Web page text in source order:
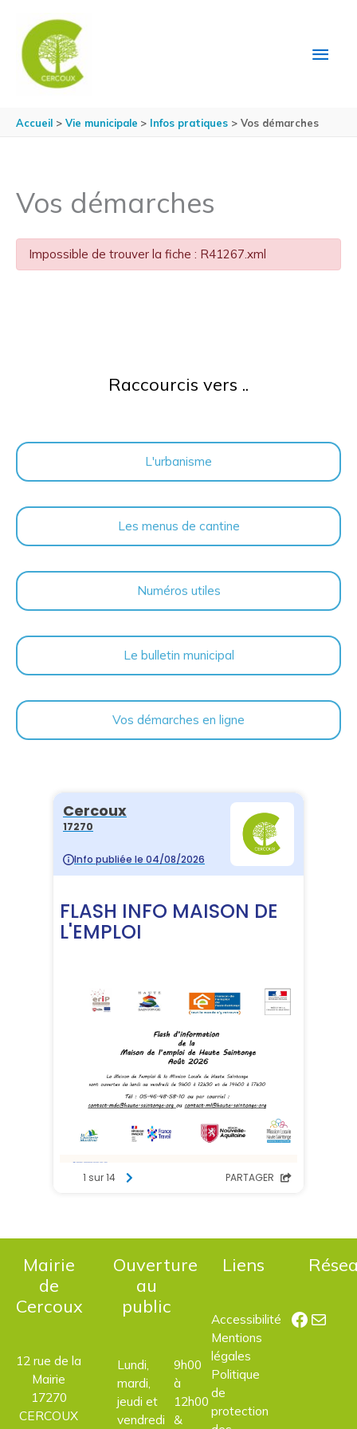
Accueil Vie municipale Infos pratiques Vos démarches
Vos démarches
Impossible de trouver la fiche : R41267.xml
Raccourcis vers ..
L'urbanisme
Les menus de cantine
Numéros utiles
Le bulletin municipal
Vos démarches en ligne
Mairie
de
Cercoux
12 rue de la
Mairie
17270
CERCOUX
Ouverture
au
public
Lundi,
mardi,
jeudi et
vendredi
9h00
à
12h00
&
Liens
Accessibilité
Mentions
légales
Politique
de
protection
E-mail